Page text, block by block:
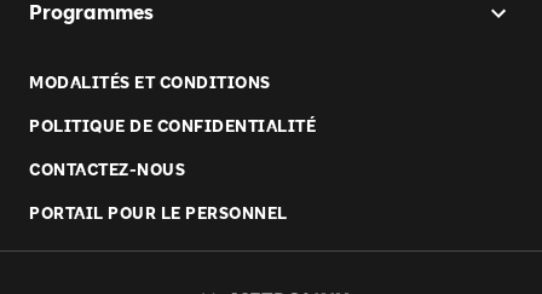
Programmes
MODALITÉS ET CONDITIONS
POLITIQUE DE CONFIDENTIALITÉ
CONTACTEZ-NOUS
PORTAIL POUR LE PERSONNEL